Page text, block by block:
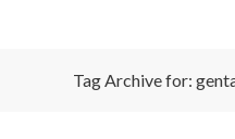
Tag Archive for: